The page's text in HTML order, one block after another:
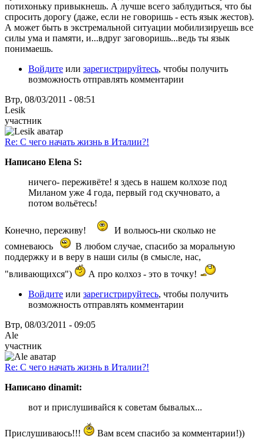
потихоньку привыкнешь. А лучше всего заблудиться, что бы
спросить дорогу (даже, если не говоришь - есть язык жестов).
А может быть в экстремальной ситуации мобилизируешь все
силы ума и памяти, и...вдруг заговоришь...ведь ты язык
понимаешь.
Войдите или зарегистрируйтесь, чтобы получить
возможность отправлять комментарии
Втр, 08/03/2011 - 08:51
Lesik
участник
Re: С чего начать жизнь в Италии?!
Написано Elena S:
ничего- переживёте! я здесь в нашем колхозе под
Миланом уже 4 года, первый год скучновато, а
потом вольётесь!
Конечно, переживу!
И вольюсь-ни сколько не
сомневаюсь
В любом случае, спасибо за моральную
поддержку и в веру в наши силы (в смысле, нас,
"вливающихся")
А про колхоз - это в точку!
Войдите или зарегистрируйтесь, чтобы получить
возможность отправлять комментарии
Втр, 08/03/2011 - 09:05
Ale
участник
Re: С чего начать жизнь в Италии?!
Написано dinamit:
вот и прислушивайся к советам бывалых...
Прислушиваюсь!!!
Вам всем спасибо за комментарии!))